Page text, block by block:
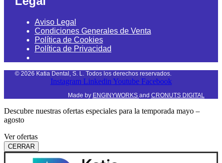
Aviso Legal
Condiciones Generales de Venta
Política de Cookies
Política de Privacidad
© 2026 Katia Dental, S. L. Todos los derechos reservados.
Instagram Linkedin Youtube Facebook
Made by ENGINYWORKS and CRONUTS DIGITAL
Descubre nuestras ofertas especiales para la temporada mayo –
agosto
Ver ofertas
CERRAR